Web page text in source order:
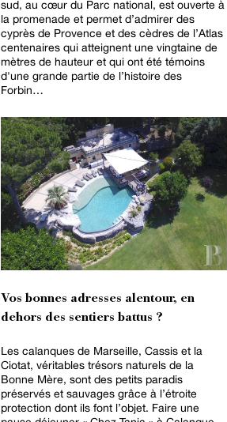
sud, au cœur du Parc national, est ouverte à
la promenade et permet d’admirer des
cyprès de Provence et des cèdres de l’Atlas
centenaires qui atteignent une vingtaine de
mètres de hauteur et qui ont été témoins
d'une grande partie de l’histoire des
Forbin…
Vos bonnes adresses alentour, en
dehors des sentiers battus ?
Les calanques de Marseille, Cassis et la
Ciotat, véritables trésors naturels de la
Bonne Mère, sont des petits paradis
préservés et sauvages grâce à l’étroite
protection dont ils font l’objet. Faire une